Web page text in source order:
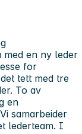
med en ny leder
for
tett med tre
To av
en
samarbeider
lederteam. I